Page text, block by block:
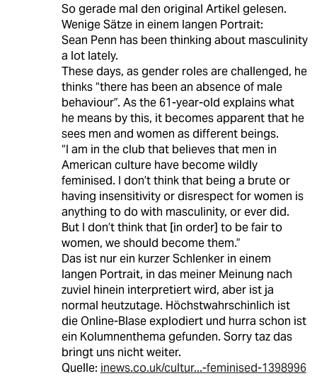
So gerade mal den original Artikel gelesen.
Wenige Sätze in einem langen Portrait:
Sean Penn has been thinking about masculinity
a lot lately.
These days, as gender roles are challenged, he
thinks “there has been an absence of male
behaviour”. As the 61-year-old explains what
he means by this, it becomes apparent that he
sees men and women as different beings.
“I am in the club that believes that men in
American culture have become wildly
feminised. I don’t think that being a brute or
having insensitivity or disrespect for women is
anything to do with masculinity, or ever did.
But I don’t think that [in order] to be fair to
women, we should become them.”
Das ist nur ein kurzer Schlenker in einem
langen Portrait, in das meiner Meinung nach
zuviel hinein interpretiert wird, aber ist ja
normal heutzutage. Höchstwahrschinlich ist
die Online-Blase explodiert und hurra schon ist
ein Kolumnenthema gefunden. Sorry taz das
bringt uns nicht weiter.
Quelle: inews.co.uk/cultur...-feminised-1398996